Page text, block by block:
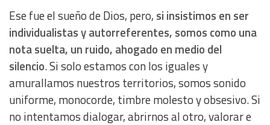
Ese fue el sueño de Dios, pero, si insistimos en ser
individualistas y autorreferentes, somos como una
nota suelta, un ruido, ahogado en medio del
silencio. Si solo estamos con los iguales y
amurallamos nuestros territorios, somos sonido
uniforme, monocorde, timbre molesto y obsesivo. Si
no intentamos dialogar, abrirnos al otro, valorar e